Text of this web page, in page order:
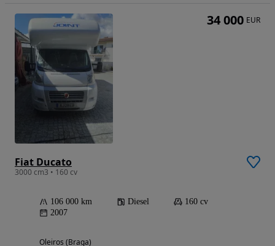
Fiat Ducato
3000 cm3 • 160 cv
106 000 km Diesel
160 cv
2007
Oleiros (Braga)
34 000 EUR